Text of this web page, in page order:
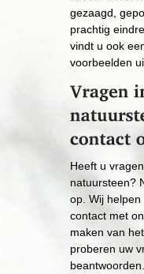
gezaagd,
prachtig
vindt u ook
voorbeelden
​Heeft u
natuursteen?
op. Wij
contact met
maken van
proberen uw